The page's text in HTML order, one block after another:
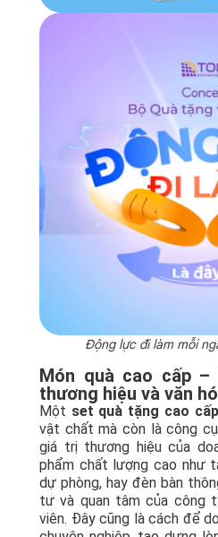
Động lực đi làm mỗi
Món quà cao cấp
thương hiệu và văn
Một set quà tặng cao cấp
vật chất mà còn là công
giá trị thương hiệu của
phẩm chất lượng cao như
dự phòng, hay đèn bàn
tư và quan tâm của công
viên. Đây cũng là cách để